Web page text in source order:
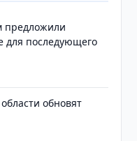
предложили
для последующего
обновят